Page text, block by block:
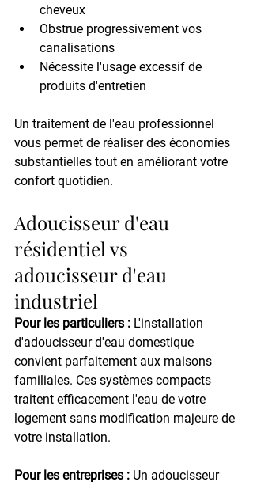
cheveux
Obstrue progressivement vos
canalisations
Nécessite l'usage excessif de
produits d'entretien
Un traitement de l'eau professionnel
vous permet de réaliser des économies
substantielles tout en améliorant votre
confort quotidien.
Adoucisseur d'eau
résidentiel vs
adoucisseur d'eau
industriel
Pour les particuliers : L'installation
d'adoucisseur d'eau domestique
convient parfaitement aux maisons
familiales. Ces systèmes compacts
traitent efficacement l'eau de votre
logement sans modification majeure de
votre installation.
Pour les entreprises : Un adoucisseur